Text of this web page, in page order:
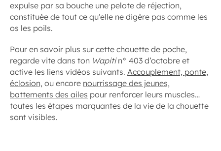
expulse par sa bouche une pelote de réjection,
constituée de tout ce qu’elle ne digère pas comme les
os les poils.
Pour en savoir plus sur cette chouette de poche,
regarde vite dans ton Wapitin° 403 d’octobre et
active les liens vidéos suivants. Accouplement, ponte,
éclosion, ou encore nourrissage des jeunes,
battements des ailes pour renforcer leurs muscles…
toutes les étapes marquantes de la vie de la chouette
sont visibles.